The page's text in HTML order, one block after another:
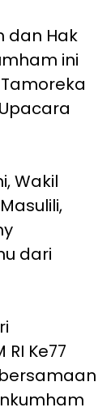
dan Hak
ini
Wakil
dari
Ke77